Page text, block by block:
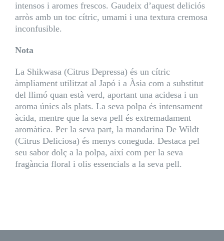
intensos i aromes frescos. Gaudeix d’aquest deliciós
arròs amb un toc cítric, umami i una textura cremosa
inconfusible.
Nota
La Shikwasa (Citrus Depressa) és un cítric
àmpliament utilitzat al Japó i a Àsia com a substitut
del llimó quan està verd, aportant una acidesa i un
aroma únics als plats. La seva polpa és intensament
àcida, mentre que la seva pell és extremadament
aromàtica. Per la seva part, la mandarina De Wildt
(Citrus Deliciosa) és menys coneguda. Destaca pel
seu sabor dolç a la polpa, així com per la seva
fragància floral i olis essencials a la seva pell.